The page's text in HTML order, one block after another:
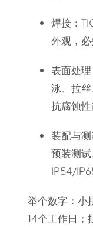
焊接：
外观，必
表面处理
泳、拉
抗腐蚀性
装配与
预装测
IP54/
举个数字：小
14个工作日；